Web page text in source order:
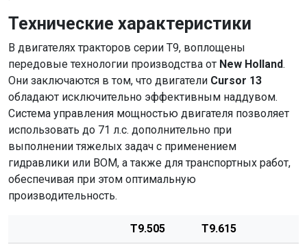
Технические характеристики
В двигателях тракторов серии T9, воплощены
передовые технологии производства от New Holland.
Они заключаются в том, что двигатели Cursor 13
обладают исключительно эффективным наддувом.
Система управления мощностью двигателя позволяет
использовать до 71 л.с. дополнительно при
выполнении тяжелых задач с применением
гидравлики или ВОМ, а также для транспортных работ,
обеспечивая при этом оптимальную
производительность.
T9.505 T9.615